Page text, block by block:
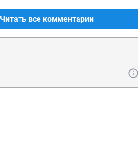
Читать все комментарии